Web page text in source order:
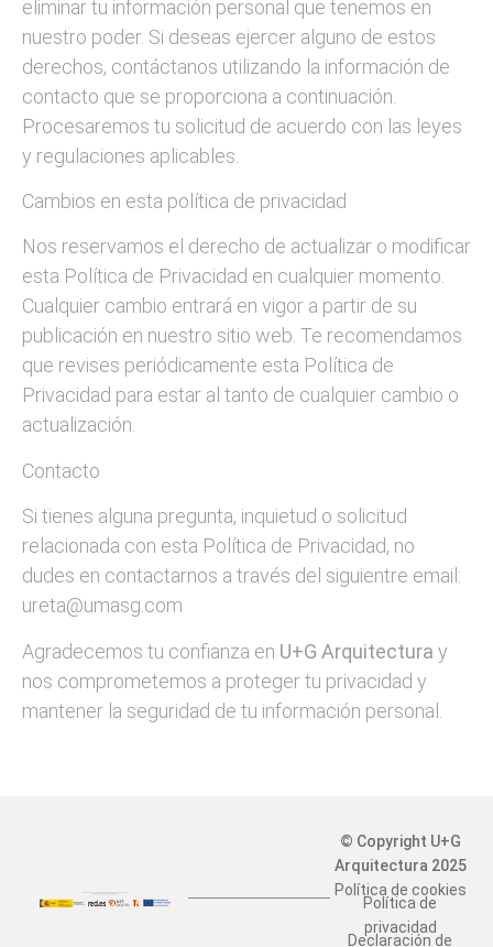
eliminar tu información personal que tenemos en
nuestro poder. Si deseas ejercer alguno de estos
derechos, contáctanos utilizando la información de
contacto que se proporciona a continuación.
Procesaremos tu solicitud de acuerdo con las leyes
y regulaciones aplicables.
Cambios en esta política de privacidad
Nos reservamos el derecho de actualizar o modificar
esta Política de Privacidad en cualquier momento.
Cualquier cambio entrará en vigor a partir de su
publicación en nuestro sitio web. Te recomendamos
que revises periódicamente esta Política de
Privacidad para estar al tanto de cualquier cambio o
actualización.
Contacto
Si tienes alguna pregunta, inquietud o solicitud
relacionada con esta Política de Privacidad, no
dudes en contactarnos a través del siguientre email:
ureta@umasg.com​
Agradecemos tu confianza en U+G Arquitectura y
nos comprometemos a proteger tu privacidad y
mantener la seguridad de tu información personal.
© Copyright U+G
Arquitectura 2025
Política de cookies
Política de
privacidad
Declaración de